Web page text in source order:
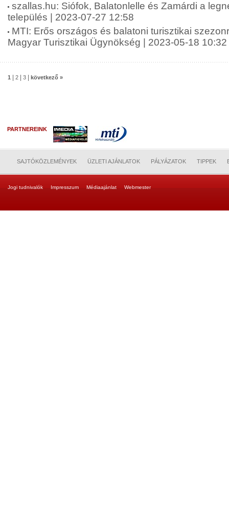
szallas.hu: Siófok, Balatonlelle és Zamárdi a
település | 2023-07-27 12:58
MTI: Erős országos és balatoni turisztikai
Magyar Turisztikai Ügynökség | 2023-05-18 10:32
1 2 3 következő »
PARTNEREINK
SAJTÓKÖZLEMÉNYEK ÜZLETI AJÁNLATOK PÁLYÁZATOK TIPPEK
Jogi tudnivalók Impresszum Médiaajánlat Webmester